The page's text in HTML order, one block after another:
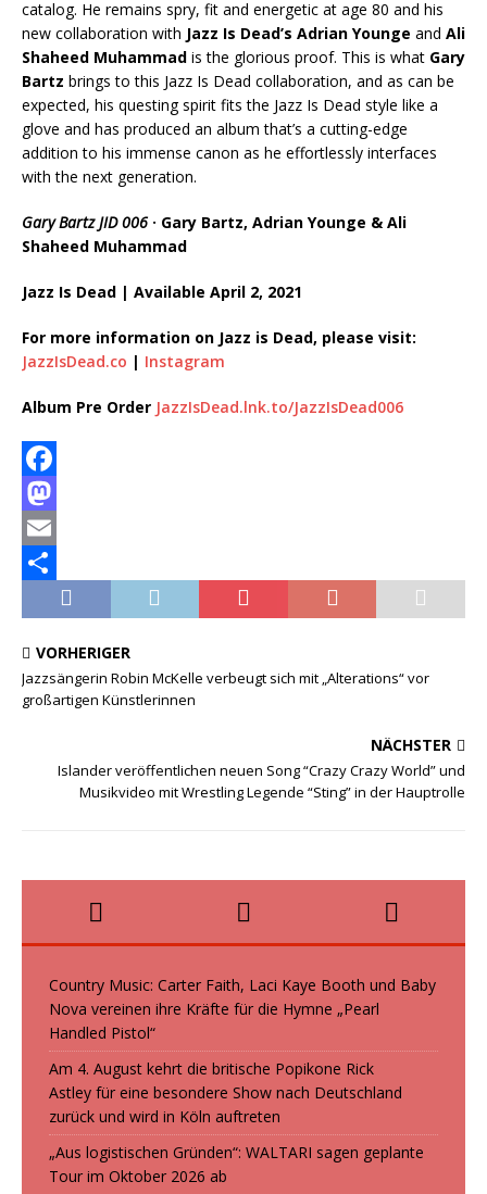
catalog. He remains spry, fit and energetic at age 80 and his
new collaboration with Jazz Is Dead’s Adrian Younge and Ali
Shaheed Muhammad is the glorious proof. This is what Gary
Bartz brings to this Jazz Is Dead collaboration, and as can be
expected, his questing spirit fits the Jazz Is Dead style like a
glove and has produced an album that’s a cutting-edge
addition to his immense canon as he effortlessly interfaces
with the next generation.
Gary Bartz JID 006 · Gary Bartz, Adrian Younge & Ali
Shaheed Muhammad
Jazz Is Dead | Available April 2, 2021
For more information on Jazz is Dead, please visit:
JazzIsDead.co | Instagram
Album Pre Order JazzIsDead.lnk.to/JazzIsDead006
F
a
c
o
M
a
d
E
ll
VORHERIGER
Jazzsängerin Robin McKelle verbeugt sich mit „Alterations“ vor
großartigen Künstlerinnen
NÄCHSTER
Islander veröffentlichen neuen Song “Crazy Crazy World” und
Musikvideo mit Wrestling Legende “Sting” in der Hauptrolle
Country Music: Carter Faith, Laci Kaye Booth und Baby
Nova vereinen ihre Kräfte für die Hymne „Pearl
Handled Pistol“
Am 4. August kehrt die britische Popikone Rick
Astley für eine besondere Show nach Deutschland
zurück und wird in Köln auftreten
„Aus logistischen Gründen“: WALTARI sagen geplante
Tour im Oktober 2026 ab